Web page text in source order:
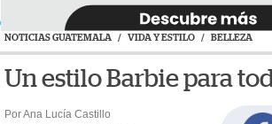
NOTICIAS GUATEMALA / VIDA Y ESTILO / BELLEZA
Un estilo Barbie para
Por Ana Lucía Castillo